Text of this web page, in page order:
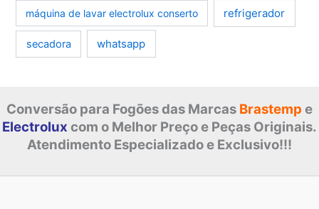
máquina de lavar electrolux conserto refrigerador
secadora whatsapp
Conversão para Fogões das Marcas Brastemp e
Electrolux com o Melhor Preço e Peças Originais.
Atendimento Especializado e Exclusivo!!!